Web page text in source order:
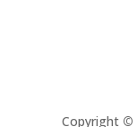
Copyright ©